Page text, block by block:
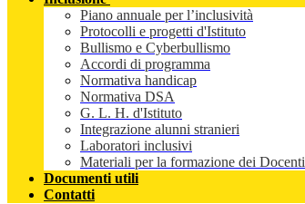
Piano annuale per l’inclusività
Protocolli e progetti d'Istituto
Bullismo e Cyberbullismo
Accordi di programma
Normativa handicap
Normativa DSA
G. L. H. d'Istituto
Integrazione alunni stranieri
Laboratori inclusivi
Materiali per la formazione dei Docenti
Documenti utili
Contatti